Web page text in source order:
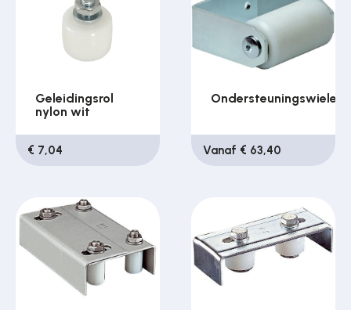
Geleidingsrol
nylon wit
€ 7,04
Ondersteuningswielen
Vanaf € 63,40